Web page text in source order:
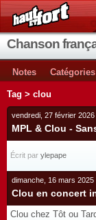
Chanson
Notes Catégories
Tag > clou
vendredi, 27 février 2026
MPL & Clou -
Écrit par ylepape
dimanche, 16 mars 2025
Clou en concert
Clou chez Tôt ou